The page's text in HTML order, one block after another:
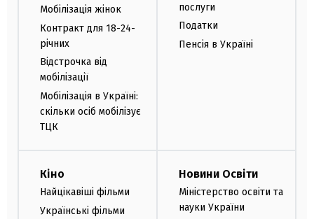
Мобілізація жінок
Контракт для 18-24-
річних
Відстрочка від
мобілізації
Мобілізація в Україні:
скільки осіб мобілізує
ТЦК
послуги
Податки
Пенсія в Україні
Кіно
Найцікавіші фільми
Українські фільми
Новини Освіти
Міністерство освіти та
науки України